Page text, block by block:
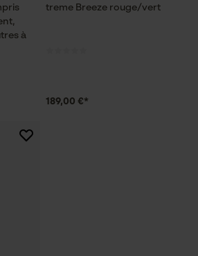
à
treme Breeze rouge/vert
189,00 €*
Salutation personnelle
Géo-IP et détection des
utilisateurs
Prise de contact par chat
marketing